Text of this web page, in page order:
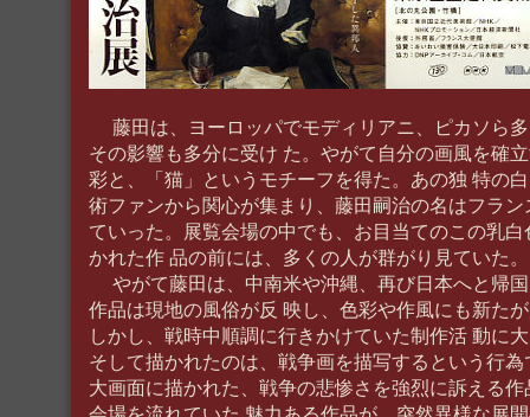
藤田は、ヨーロッパでモディリアニ、ピカソら
その影響も多分に受け た。やがて自分の画風を確
彩と、「猫」というモチーフを得た。あの独 特の
術ファンから関心が集まり、藤田嗣治の名はフラ
ていった。展覧会場の中でも、お目当てのこの乳
かれた作 品の前には、多くの人が群がり見ていた。
やがて藤田は、中南米や沖縄、再び日本へと帰
作品は現地の風俗が反 映し、色彩や作風にも新た
しかし、戦時中順調に行きかけていた制作活 動に
そして描かれたのは、戦争画を描写するという行
大画面に描かれた、戦争の悲惨さを強烈に訴える